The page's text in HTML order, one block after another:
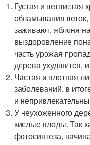
Густая и ветвистая
обламывания
заживают, яблоня
выздоровление
часть урожая
дерева ухудшится,
Частая и плотная
заболеваний, в
и
У неухоженного
кислые плоды. Так
фотосинтеза,